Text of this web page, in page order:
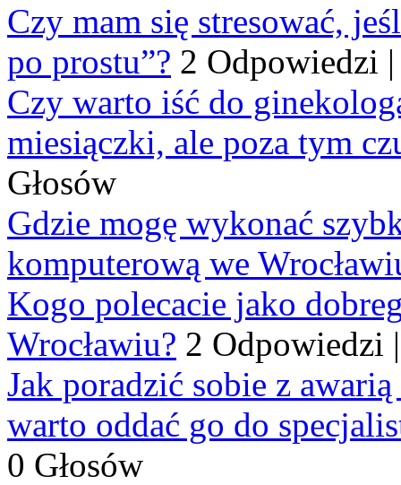
Czy mam się stresować,
po prostu”? 2 Odpowiedzi
Czy warto iść do
miesiączki, ale poza tym
Głosów
Gdzie mogę wykonać
komputerową we
Kogo polecacie jako
Wrocławiu? 2 Odpowiedzi
Jak poradzić sobie z
warto oddać go do
0 Głosów